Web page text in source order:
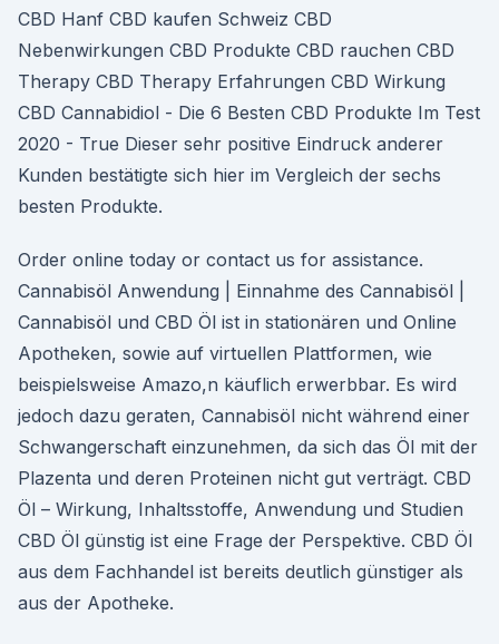
CBD Hanf CBD kaufen Schweiz CBD
Nebenwirkungen CBD Produkte CBD rauchen CBD
Therapy CBD Therapy Erfahrungen CBD Wirkung
CBD Cannabidiol - Die 6 Besten CBD Produkte Im Test
2020 - True Dieser sehr positive Eindruck anderer
Kunden bestätigte sich hier im Vergleich der sechs
besten Produkte.
Order online today or contact us for assistance.
Cannabisöl Anwendung | Einnahme des Cannabisöl |
Cannabisöl und CBD Öl ist in stationären und Online
Apotheken, sowie auf virtuellen Plattformen, wie
beispielsweise Amazo,n käuflich erwerbbar. Es wird
jedoch dazu geraten, Cannabisöl nicht während einer
Schwangerschaft einzunehmen, da sich das Öl mit der
Plazenta und deren Proteinen nicht gut verträgt. CBD
Öl – Wirkung, Inhaltsstoffe, Anwendung und Studien
CBD Öl günstig ist eine Frage der Perspektive. CBD Öl
aus dem Fachhandel ist bereits deutlich günstiger als
aus der Apotheke.